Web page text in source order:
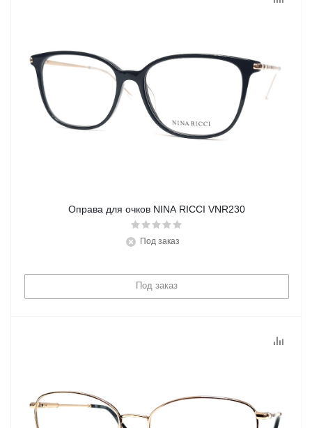
Оправа для очков NINA RICCI VNR230
Под заказ
Под заказ